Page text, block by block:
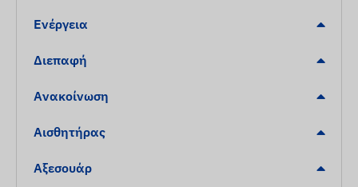
Ενέργεια
Διεπαφή
Ανακοίνωση
Αισθητήρας
Αξεσουάρ